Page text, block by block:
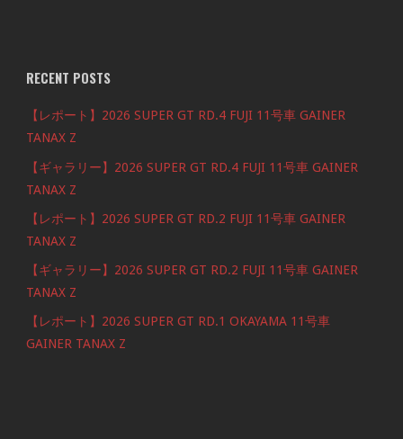
RECENT POSTS
【レポート】2026 SUPER GT RD.4 FUJI 11号車 GAINER
TANAX Z
【ギャラリー】2026 SUPER GT RD.4 FUJI 11号車 GAINER
TANAX Z
【レポート】2026 SUPER GT RD.2 FUJI 11号車 GAINER
TANAX Z
【ギャラリー】2026 SUPER GT RD.2 FUJI 11号車 GAINER
TANAX Z
【レポート】2026 SUPER GT RD.1 OKAYAMA 11号車
GAINER TANAX Z